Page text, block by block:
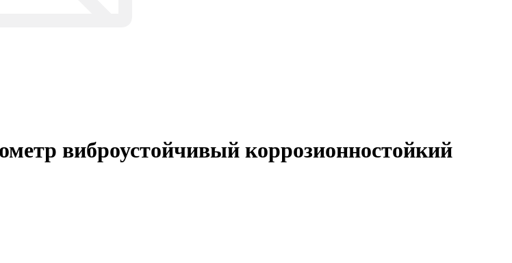
виброустойчивый коррозионностойкий